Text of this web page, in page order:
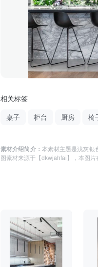
相关标签
桌子 柜台 厨房 椅
素材介绍简介： 本素材主题是浅灰银
图 素材来源于 【dkwjahfai】 ，本图片